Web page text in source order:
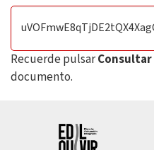
Recuerde pulsarConsultar
documento.